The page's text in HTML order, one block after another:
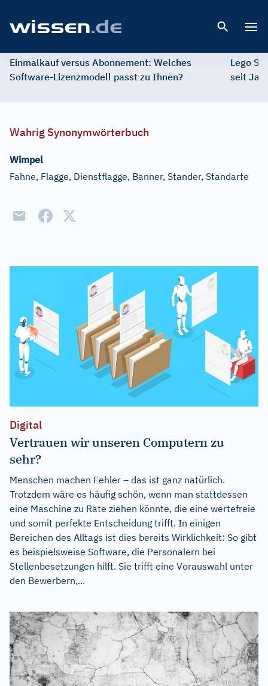
Einmalkauf versus Abonnement: Welches
Software-Lizenzmodell passt zu Ihnen?
Lego
seit
Wahrig Synonymwörterbuch
Wimpel
Fahne, Flagge, Dienstflagge, Banner, Stander, Standarte
Digital
Vertrauen wir unseren Computern zu
sehr?
Menschen machen Fehler – das ist ganz natürlich.
Trotzdem wäre es häufig schön, wenn man stattdessen
eine Maschine zu Rate ziehen könnte, die eine wertefreie
und somit perfekte Entscheidung trifft. In einigen
Bereichen des Alltags ist dies bereits Wirklichkeit: So gibt
es beispielsweise Software, die Personalern bei
Stellenbesetzungen hilft. Sie trifft eine Vorauswahl unter
den Bewerbern,...